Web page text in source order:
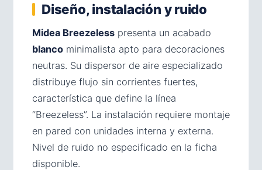
Diseño, instalación y ruido
Midea Breezeless presenta un acabado
blanco minimalista apto para decoraciones
neutras. Su dispersor de aire especializado
distribuye flujo sin corrientes fuertes,
característica que define la línea
“Breezeless”. La instalación requiere montaje
en pared con unidades interna y externa.
Nivel de ruido no especificado en la ficha
disponible.